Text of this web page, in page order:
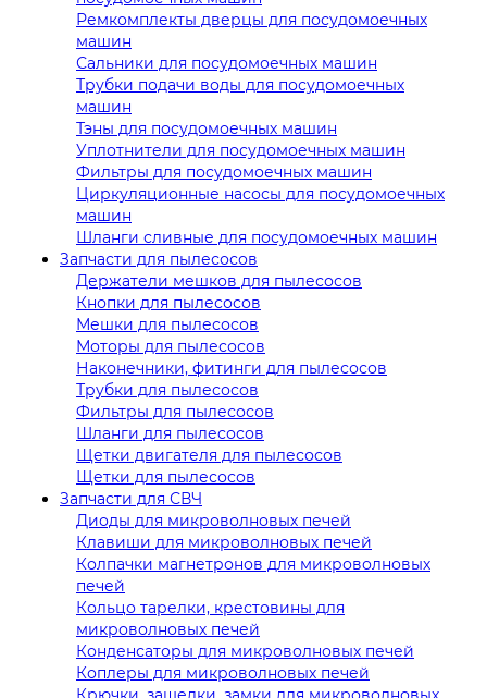
Ремкомплекты дверцы для посудомоечных
машин
Сальники для посудомоечных машин
Трубки подачи воды для посудомоечных
машин
Тэны для посудомоечных машин
Уплотнители для посудомоечных машин
Фильтры для посудомоечных машин
Циркуляционные насосы для посудомоечных
машин
Шланги сливные для посудомоечных машин
Запчасти для пылесосов
Держатели мешков для пылесосов
Кнопки для пылесосов
Мешки для пылесосов
Моторы для пылесосов
Наконечники, фитинги для пылесосов
Трубки для пылесосов
Фильтры для пылесосов
Шланги для пылесосов
Щетки двигателя для пылесосов
Щетки для пылесосов
Запчасти для СВЧ
Диоды для микроволновых печей
Клавиши для микроволновых печей
Колпачки магнетронов для микроволновых
печей
Кольцо тарелки, крестовины для
микроволновых печей
Конденсаторы для микроволновых печей
Коплеры для микроволновых печей